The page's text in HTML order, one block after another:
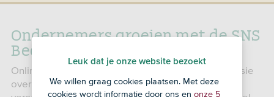
Ondernemers groeien met de SNS
Bedrijfshypotheek
Online creator Guusje van Geel (24) deelt haar passie
over fitness, voeding en gezond leven op
Leuk dat je onze website bezoekt
We willen graag cookies plaatsen. Met deze
cookies wordt informatie door ons en onze 5